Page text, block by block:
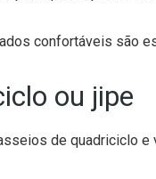
confortáveis são
ou jipe
de quadriciclo